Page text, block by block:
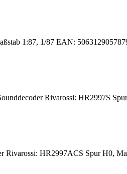
1:87, 1/87 EAN:
Rivarossi: HR2997S
HR2997ACS Spur H0,